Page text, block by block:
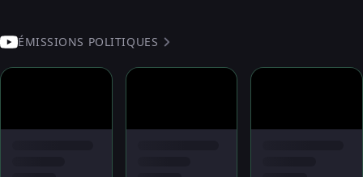
ÉMISSIONS POLITIQUES